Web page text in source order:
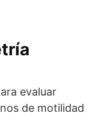
evaluar
de motilidad